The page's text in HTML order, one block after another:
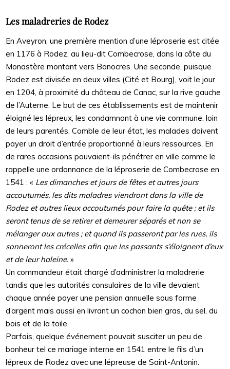
Les maladreries de Rodez
En Aveyron, une première mention d’une léproserie est citée
en 1176 à Rodez, au lieu-dit Combecrose, dans la côte du
Monastère montant vers Banocres. Une seconde, puisque
Rodez est divisée en deux villes (Cité et Bourg), voit le jour
en 1204, à proximité du château de Canac, sur la rive gauche
de l’Auterne. Le but de ces établissements est de maintenir
éloigné les lépreux, les condamnant à une vie commune, loin
de leurs parentés. Comble de leur état, les malades doivent
payer un droit d’entrée proportionné à leurs ressources. En
de rares occasions pouvaient-ils pénétrer en ville comme le
rappelle une ordonnance de la léproserie de Combecrose en
1541 : « Les dimanches et jours de fêtes et autres jours
accoutumés, les dits maladres viendront dans la ville de
Rodez et autres lieux accoutumés pour faire la quête ; et ils
seront tenus de se retirer et demeurer séparés et non se
mélanger aux autres ; et quand ils passeront par les rues, ils
sonneront les crécelles afin que les passants s’éloignent d’eux
et de leur haleine. »
Un commandeur était chargé d’administrer la maladrerie
tandis que les autorités consulaires de la ville devaient
chaque année payer une pension annuelle sous forme
d’argent mais aussi en livrant un cochon bien gras, du sel, du
bois et de la toile.
Parfois, quelque événement pouvait susciter un peu de
bonheur tel ce mariage interne en 1541 entre le fils d’un
lépreux de Rodez avec une lépreuse de Saint-Antonin.